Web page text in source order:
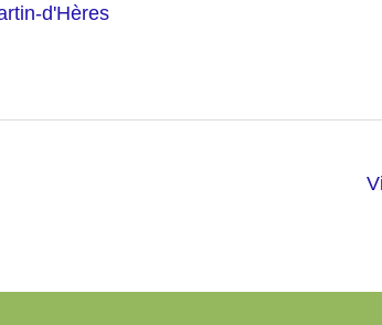
d'Hères